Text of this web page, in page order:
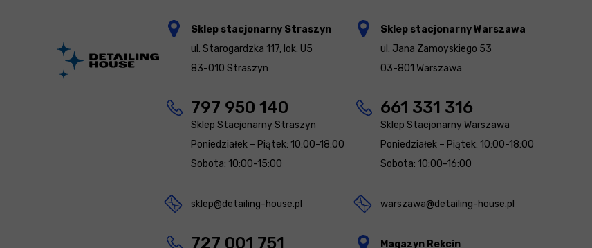
Sklep stacjonarny Straszyn
ul. Starogardzka 117, lok. U5
83-010 Straszyn
797 950 140
Sklep Stacjonarny Straszyn
Poniedziałek – Piątek: 10:00-18:00
Sobota: 10:00-15:00
sklep@detailing-house.pl
727 001 751
Sklep stacjonarny Warszawa
ul. Jana Zamoyskiego 53
03-801 Warszawa
661 331 316
Sklep Stacjonarny Warszawa
Poniedziałek – Piątek: 10:00-18:00
Sobota: 10:00-16:00
warszawa@detailing-house.pl
Magazyn Rekcin